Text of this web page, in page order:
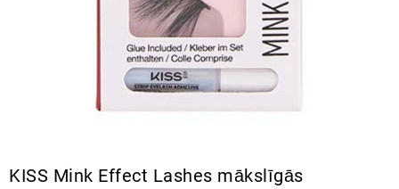
KISS Mink Effect Lashes mākslīgās